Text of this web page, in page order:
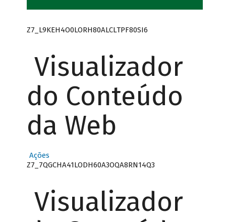
Z7_L9KEH4O0LORH80ALCLTPF80SI6
Visualizador
do Conteúdo
da Web
Ações
Z7_7QGCHA41LODH60A3OQA8RN14Q3
Visualizador